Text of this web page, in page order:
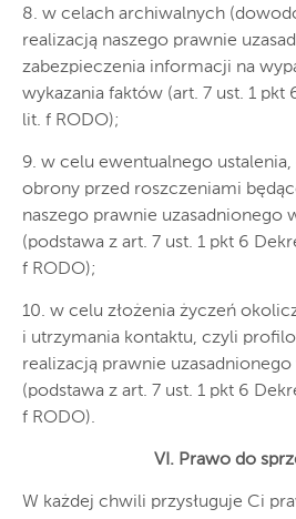
8. w celach archiwalnych
realizacją naszego prawnie
zabezpieczenia informacji na
wykazania faktów (art. 7 ust. 1 pkt
lit. f RODO);
9. w celu ewentualnego
obrony przed roszczeniami
naszego prawnie uzasadnionego
(podstawa z art. 7 ust. 1 pkt 6
f RODO);
10. w celu złożenia życzeń
i utrzymania kontaktu, czyli
realizacją prawnie
(podstawa z art. 7 ust. 1 pkt 6
f RODO).
VI. Prawo do
W każdej chwili przysługuje Ci